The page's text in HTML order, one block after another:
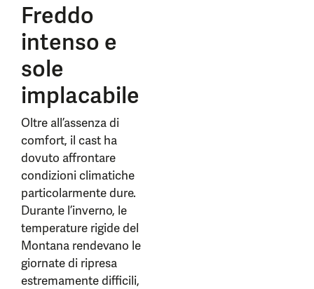
Freddo
intenso e
sole
implacabile
Oltre all’assenza di
comfort, il cast ha
dovuto affrontare
condizioni climatiche
particolarmente dure.
Durante l’inverno, le
temperature rigide del
Montana rendevano le
giornate di ripresa
estremamente difficili,